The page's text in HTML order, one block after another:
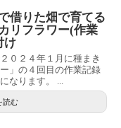
借りた畑で育てる
リフラワー(作業
け
０２４年１月に種まき
」の４回目の作業記録
なります。 ...
読む